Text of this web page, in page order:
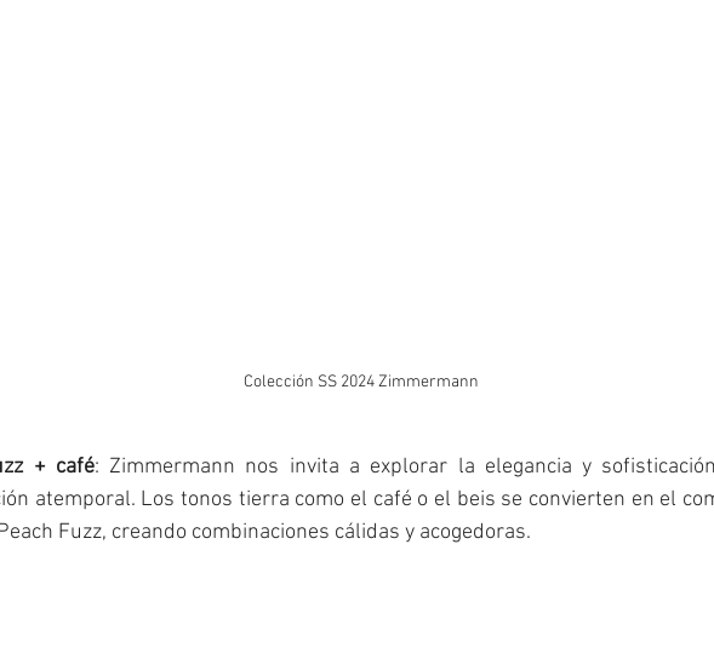
Colección SS 2024 Zimmermann
+ café: Zimmermann nos invita a explorar la elegancia y
atemporal. Los tonos tierra como el café o el beis se convierten en el
Fuzz, creando combinaciones cálidas y acogedoras.